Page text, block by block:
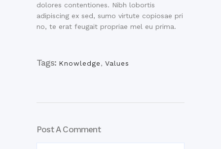
dolores contentiones. Nibh lobortis
adipiscing ex sed, sumo virtute copiosae pri
no, te erat feugait propriae mel eu prima.
Tags: Knowledge, Values
Post A Comment